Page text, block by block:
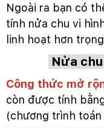
Ngoài ra bạn có
tính nửa chu vi
linh hoạt hơn
Nửa
Công thức mở
còn được tính
(chương trình toán